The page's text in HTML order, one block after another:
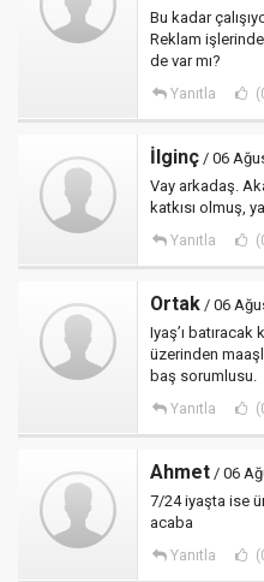
Bu kadar
Reklam
de var mı?
Yanıtla
İlginç / 06
Vay arkadaş.
katkısı olmuş,
Yanıtla
Ortak / 06
Iyaş’ı
üzerinden
baş sorumlusu.
Yanıtla
Ahmet / 06
7/24 iyaşta ise
acaba
Yanıtla